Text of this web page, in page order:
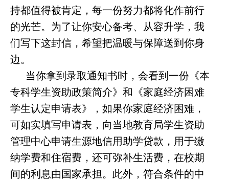
持都值得被肯定，每一份努力都将化作前行
的光芒。为了让你安心备考、从容升学，我
们写下这封信，希望把温暖与保障送到你身
边。
当你拿到录取通知书时，会看到一份《本
专科学生资助政策简介》和《家庭经济困难
学生认定申请表》，如果你家庭经济困难，
可如实填写申请表，向当地教育局学生资助
管理中心申请生源地信用助学贷款，用于缴
纳学费和住宿费，还可弥补生活费，在校期
间的利息由国家承担。此外，符合条件的中